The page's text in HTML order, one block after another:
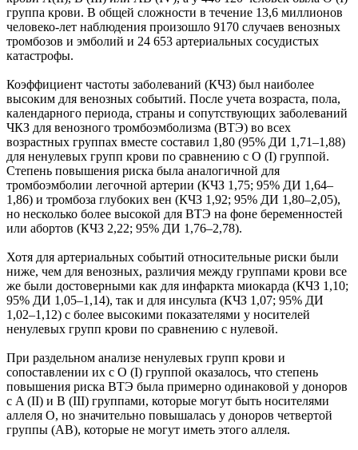
группа крови. В общей сложности в течение 13,6 миллионов
человеко-лет наблюдения произошло 9170 случаев венозных
тромбозов и эмболий и 24 653 артериальных сосудистых
катастрофы.
Коэффициент частоты заболеваний (КЧЗ) был наиболее
высоким для венозных событий. После учета возраста, пола,
календарного периода, страны и сопутствующих заболеваний
ЧКЗ для венозного тромбоэмболизма (ВТЭ) во всех
возрастных группах вместе составил 1,80 (95% ДИ 1,71–1,88)
для ненулевых групп крови по сравнению с O (I) группой.
Степень повышения риска была аналогичной для
тромбоэмболии легочной артерии (КЧЗ 1,75; 95% ДИ 1,64–
1,86) и тромбоза глубоких вен (КЧЗ 1,92; 95% ДИ 1,80–2,05),
но несколько более высокой для ВТЭ на фоне беременностей
или абортов (КЧЗ 2,22; 95% ДИ 1,76–2,78).
Хотя для артериальных событий относительные риски были
ниже, чем для венозных, различия между группами крови все
же были достоверными как для инфаркта миокарда (КЧЗ 1,10;
95% ДИ 1,05–1,14), так и для инсульта (КЧЗ 1,07; 95% ДИ
1,02–1,12) с более высокими показателями у носителей
ненулевых групп крови по сравнению с нулевой.
При раздельном анализе ненулевых групп крови и
сопоставлении их с O (I) группой оказалось, что степень
повышения риска ВТЭ была примерно одинаковой у доноров
с A (II) и B (III) группами, которые могут быть носителями
аллеля O, но значительно повышалась у доноров четвертой
группы (AB), которые не могут иметь этого аллеля.